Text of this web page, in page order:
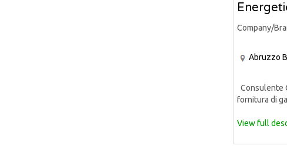
Company/
Abruzzo
Consulente
fornitura di
View full